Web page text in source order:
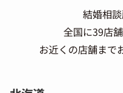
結婚相
全国に39店
お近くの店舗まで